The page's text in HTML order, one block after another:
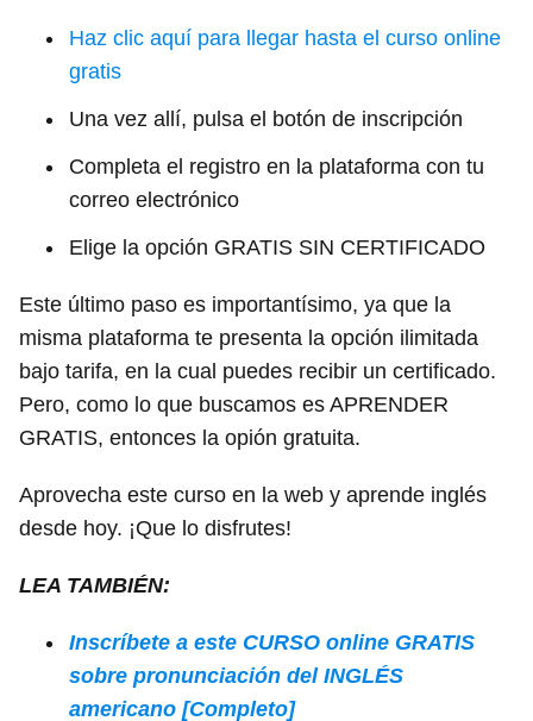
Haz clic aquí para llegar hasta el curso online
gratis
Una vez allí, pulsa el botón de inscripción
Completa el registro en la plataforma con tu
correo electrónico
Elige la opción GRATIS SIN CERTIFICADO
Este último paso es importantísimo, ya que la
misma plataforma te presenta la opción ilimitada
bajo tarifa, en la cual puedes recibir un certificado.
Pero, como lo que buscamos es APRENDER
GRATIS, entonces la opión gratuita.
Aprovecha este curso en la web y aprende inglés
desde hoy. ¡Que lo disfrutes!
LEA TAMBIÉN:
Inscríbete a este CURSO online GRATIS
sobre pronunciación del INGLÉS
americano [Completo]